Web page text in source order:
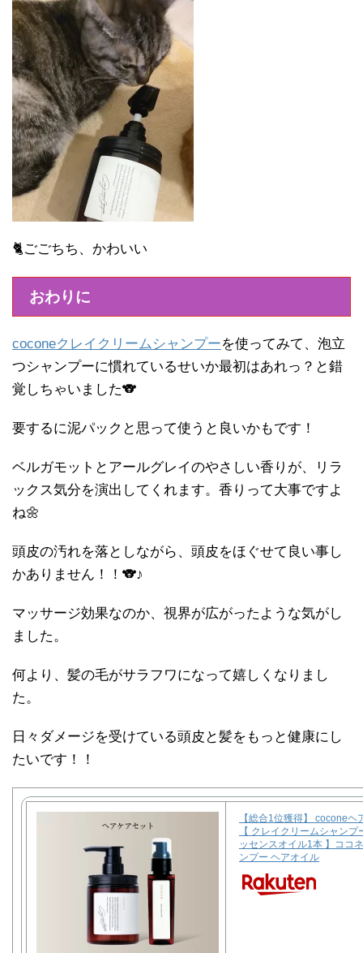
🐈ごごちち、かわいい
おわりに
coconeクレイクリームシャンプーを使ってみて、泡立
つシャンプーに慣れているせいか最初はあれっ？と錯
覚しちゃいました🐨
要するに泥パックと思って使うと良いかもです！
ベルガモットとアールグレイのやさしい香りが、リラ
ックス気分を演出してくれます。香りって大事ですよ
ね🌼
頭皮の汚れを落としながら、頭皮をほぐせて良い事し
かありません！！🐨♪
マッサージ効果なのか、視界が広がったような気がし
ました。
何より、髪の毛がサラフワになって嬉しくなりまし
た。
日々ダメージを受けている頭皮と髪をもっと健康にし
たいです！！
【総合1位獲得】 coconeヘ
【 クレイクリームシャンプ
ッセンスオイル1本 】ココ
ンプー ヘアオイル